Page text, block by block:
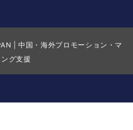
| 中国・海外プロモーション・マ
グ支援